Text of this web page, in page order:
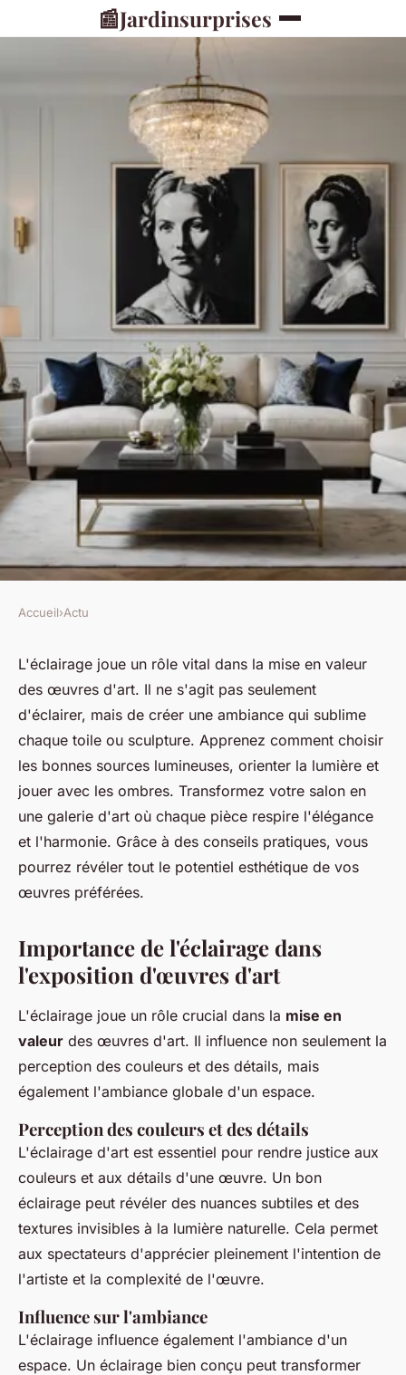
📰Jardinsurprises
Comment sublimer une œuvre
d"art dans votre salon grâce à
un éclairage adéquat ?
Aaron•18 novembre 2024•6 min de lecture
Accueil›Actu
L'éclairage joue un rôle vital dans la mise en valeur
des œuvres d'art. Il ne s'agit pas seulement
d'éclairer, mais de créer une ambiance qui sublime
chaque toile ou sculpture. Apprenez comment choisir
les bonnes sources lumineuses, orienter la lumière et
jouer avec les ombres. Transformez votre salon en
une galerie d'art où chaque pièce respire l'élégance
et l'harmonie. Grâce à des conseils pratiques, vous
pourrez révéler tout le potentiel esthétique de vos
œuvres préférées.
Importance de l'éclairage dans
l'exposition d'œuvres d'art
L'éclairage joue un rôle crucial dans la mise en
valeur des œuvres d'art. Il influence non seulement la
perception des couleurs et des détails, mais
également l'ambiance globale d'un espace.
Perception des couleurs et des détails
L'éclairage d'art est essentiel pour rendre justice aux
couleurs et aux détails d'une œuvre. Un bon
éclairage peut révéler des nuances subtiles et des
textures invisibles à la lumière naturelle. Cela permet
aux spectateurs d'apprécier pleinement l'intention de
l'artiste et la complexité de l'œuvre.
Influence sur l'ambiance
L'éclairage influence également l'ambiance d'un
espace. Un éclairage bien conçu peut transformer